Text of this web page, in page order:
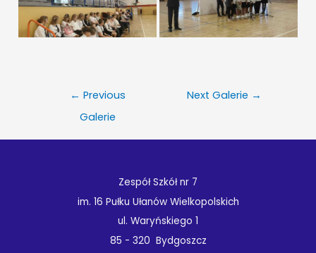
Nawigacja
← Previous
Galerie
Next Galerie →
Zespół Szkół nr 7
im. 16 Pułku Ułanów Wielkopolskich
ul. Waryńskiego 1
85 - 320 Bydgoszcz